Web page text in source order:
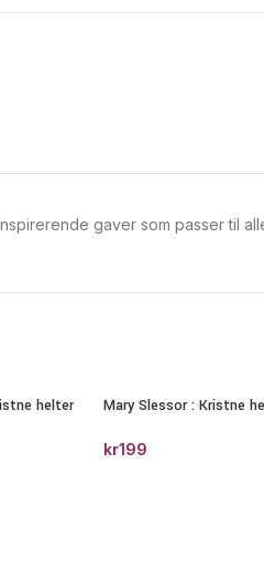
gaver som passer til
helter Mary Slessor : Kristne
kr199